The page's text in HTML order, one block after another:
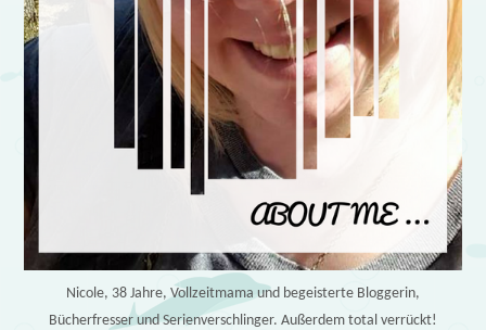
Nicole, 38 Jahre, Vollzeitmama und begeisterte Bloggerin,
Bücherfresser und Serienverschlinger. Außerdem total verrückt!